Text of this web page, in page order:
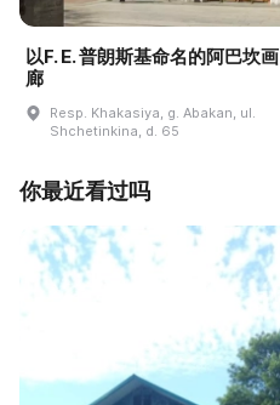
以F. E. 普朗斯基命名的阿巴坎画
廊
Resp. Khakasiya, g. Abakan, ul.
Shchetinkina, d. 65
你最近看过吗